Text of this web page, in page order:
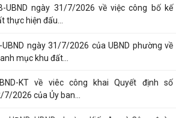
ĐỒ ĐỊA CHÍNH, LẬP...
UBND ngày 31/7/2026 về việc công bố kế
thực hiện đấu...
ngày 31/7/2026 của UBND phường về